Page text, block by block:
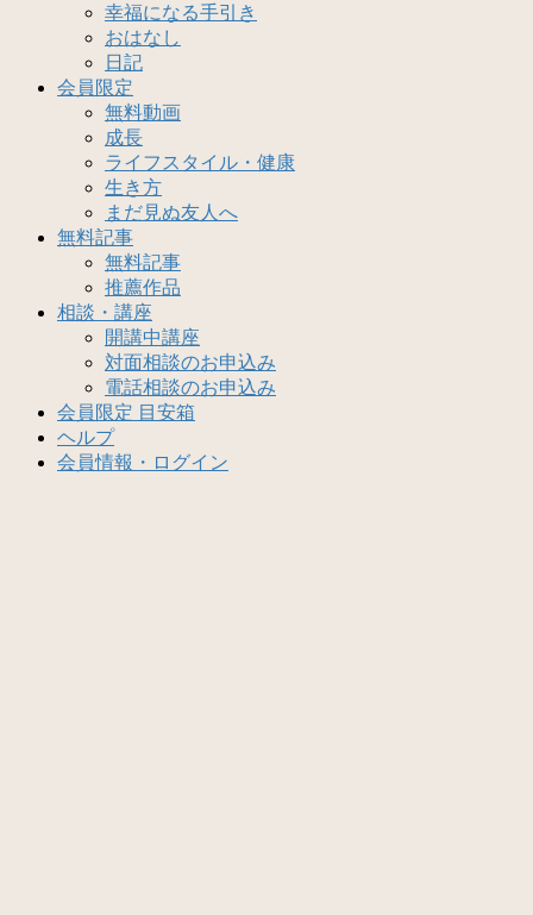
幸福になる手引き
おはなし
日記
会員限定
無料動画
成長
ライフスタイル・健康
生き方
まだ見ぬ友人へ
無料記事
無料記事
推薦作品
相談・講座
開講中講座
対面相談のお申込み
電話相談のお申込み
会員限定 目安箱
ヘルプ
会員情報・ログイン